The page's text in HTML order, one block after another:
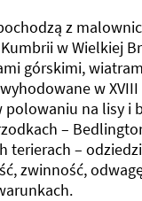
z
w Wielkiej
górskimi,
w
na lisy i
–
terierach –
zwinność,